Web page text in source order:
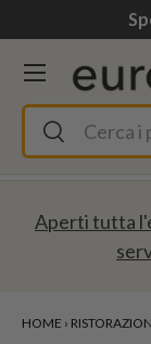
Passa ai
Cerca
Cerca
Menu
Aperti tutta
HOME ›